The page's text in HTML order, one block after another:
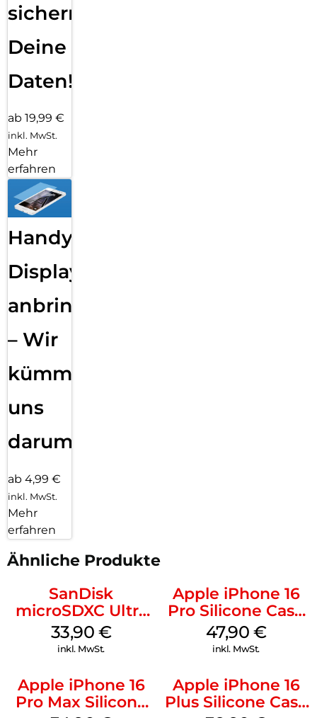
sichern
Deine
Daten!
ab 19,99 €
inkl. MwSt.
Mehr
erfahren
Handy
Displayfolie
anbringen
– Wir
kümmern
uns
darum!
ab 4,99 €
inkl. MwSt.
Mehr
erfahren
Ähnliche Produkte
SanDisk
microSDXC Ultra
128 GB + Adapter
Mobile
33,90 €
inkl. MwSt.
Apple iPhone 16
Pro Silicone Case
MagSafe Denim
47,90 €
inkl. MwSt.
Apple iPhone 16
Pro Max Silicone
Apple iPhone 16
Plus Silicone Case